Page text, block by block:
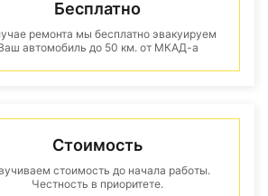
Бесплатно
ремонта мы бесплатно эвакуируем
автомобиль до 50 км. от МКАД-а
Стоимость
стоимость до начала работы.
Честность в приоритете.